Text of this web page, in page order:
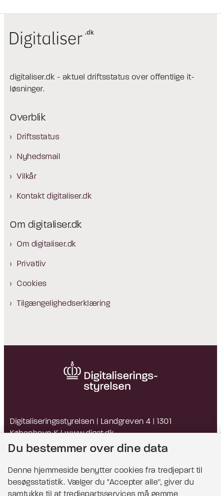
digitaliser.dk - aktuel driftsstatus over offentlige it-
løsninger.
Overblik
Driftsstatus
Nyhedsmail
Vilkår
Kontakt digitaliser.dk
Om digitaliser.dk
Om digitaliser.dk
Privatliv
Cookies
Tilgængelighedserklæring
Digitaliseringsstyrelsen | Landgreven 4 | 1301
København K |www.digst.dk
EAN: 5798009814203 | CVR: 34051178
Bemærk!
Du bestemmer over dine data
Denne hjemmeside benytter cookies fra tredjepart til
besøgsstatistik. Vælger du ''Accepter alle'', giver du